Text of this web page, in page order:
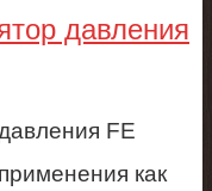
давления
FE
как